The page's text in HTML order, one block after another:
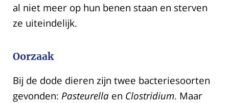
al niet meer op hun benen staan en sterven
ze uiteindelijk.
Oorzaak
Bij de dode dieren zijn twee bacteriesoorten
gevonden: Pasteurella en Clostridium. Maar